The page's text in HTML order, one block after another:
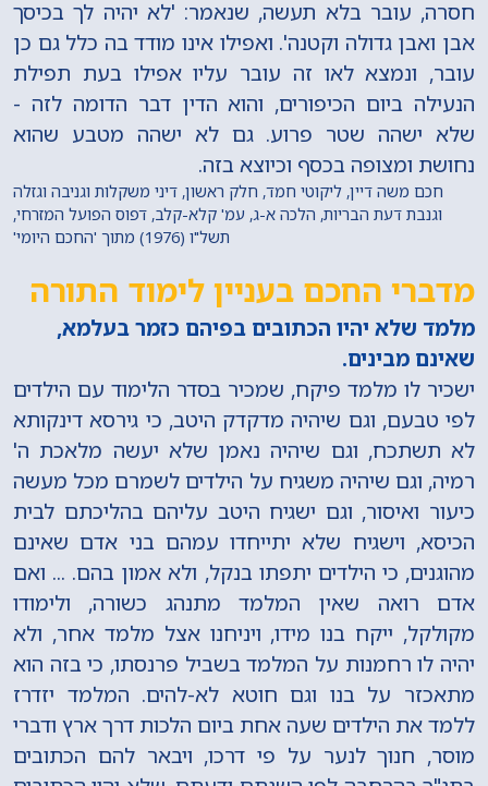
חסרה, עובר בלא תעשה, שנאמר: 'לא יהיה לך בכיסך
אבן ואבן גדולה וקטנה'. ואפילו אינו מודד בה כלל גם כן
עובר, ונמצא לאו זה עובר עליו אפילו בעת תפילת
הנעילה ביום הכיפורים, והוא הדין דבר הדומה לזה -
שלא ישהה שטר פרוע. גם לא ישהה מטבע שהוא
נחושת ומצופה בכסף וכיוצא בזה.
חכם משה דיין, ליקוטי חמד, חלק ראשון, דיני משקלות וגניבה וגזלה
וגנבת דעת הבריות, הלכה א-ג, עמ' קלא-קלב, דפוס הפועל המזרחי,
תשל"ו (1976) מתוך 'החכם היומי'
מדברי החכם בעניין לימוד התורה
מלמד שלא יהיו הכתובים בפיהם כזמר בעלמא,
שאינם מבינים.
ישכיר לו מלמד פיקח, שמכיר בסדר הלימוד עם הילדים
לפי טבעם, וגם שיהיה מדקדק היטב, כי גירסא דינקותא
לא תשתכח, וגם שיהיה נאמן שלא יעשה מלאכת ה'
רמיה, וגם שיהיה משגיח על הילדים לשמרם מכל מעשה
כיעור ואיסור, וגם ישגיח היטב עליהם בהליכתם לבית
הכיסא, וישגיח שלא יתייחדו עמהם בני אדם שאינם
מהוגנים, כי הילדים יתפתו בנקל, ולא אמון בהם. ... ואם
אדם רואה שאין המלמד מתנהג כשורה, ולימודו
מקולקל, ייקח בנו מידו, ויניחנו אצל מלמד אחר, ולא
יהיה לו רחמנות על המלמד בשביל פרנסתו, כי בזה הוא
מתאכזר על בנו וגם חוטא לא-להים. המלמד יזדרז
ללמד את הילדים שעה אחת ביום הלכות דרך ארץ ודברי
מוסר, חנוך לנער על פי דרכו, ויבאר להם הכתובים